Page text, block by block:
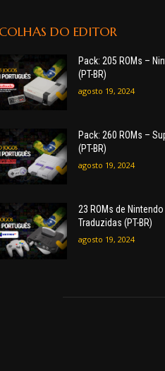
DO EDITOR
Pack: 205 ROMs –
(PT-BR)
agosto 19, 2024
Pack: 260 ROMs –
(PT-BR)
agosto 19, 2024
23 ROMs de
Traduzidas (PT-BR)
agosto 19, 2024